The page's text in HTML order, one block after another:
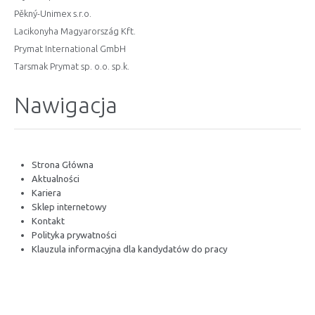
Pěkný-Unimex s.r.o.
Lacikonyha Magyarország Kft.
Prymat International GmbH
Tarsmak Prymat sp. o.o. sp.k.
Nawigacja
Strona Główna
Aktualności
Kariera
Sklep internetowy
Kontakt
Polityka prywatności
Klauzula informacyjna dla kandydatów do pracy